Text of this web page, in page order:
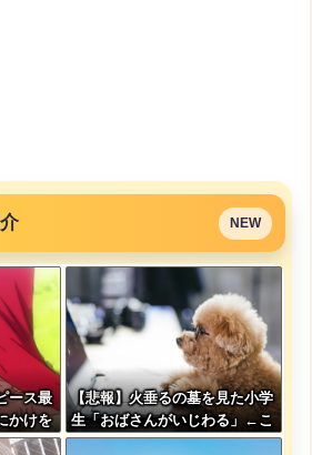
NEW
ース最
かけを
悪態を
【悲報】火垂るの墓を見た小学
生「おばさんがいじわる」←こ
れ、年代とともに変わっていく